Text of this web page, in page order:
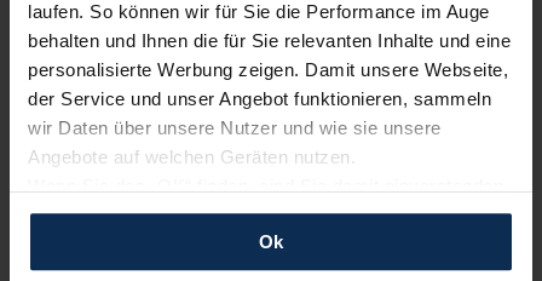
laufen. So können wir für Sie die Performance im Auge
behalten und Ihnen die für Sie relevanten Inhalte und eine
personalisierte Werbung zeigen. Damit unsere Webseite,
der Service und unser Angebot funktionieren, sammeln
wir Daten über unsere Nutzer und wie sie unsere
Angebote auf welchen Geräten nutzen.
und erlauben uns Cookies für unseren Service zu
verwenden und diese Daten an Dritte weiterzugeben,
etwa an unsere Marketingpartner. Falls Sie dem nicht
Ok
bewerten unsere Arbeit positiv.
Sehen Sie sich unsere Bewertungen an: